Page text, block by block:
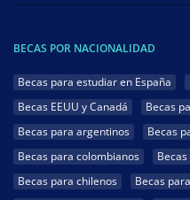
BECAS POR NACIONALIDAD
Becas para estudiar en España
Becas EEUU y Canadá
Becas
Becas para argentinos
Becas
Becas para colombianos
Becas para chilenos
Becas